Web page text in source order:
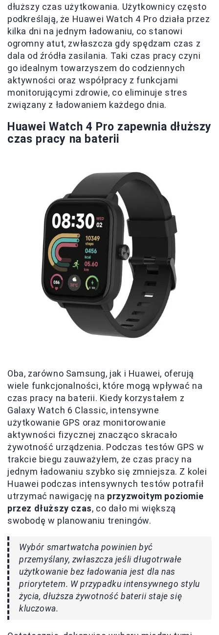
dłuższy czas użytkowania. Użytkownicy często
podkreślają, że Huawei Watch 4 Pro działa przez
kilka dni na jednym ładowaniu, co stanowi
ogromny atut, zwłaszcza gdy spędzam czas z
dala od źródła zasilania. Taki czas pracy czyni
go idealnym towarzyszem do codziennych
aktywności oraz współpracy z funkcjami
monitorującymi zdrowie, co eliminuje stres
związany z ładowaniem każdego dnia.
Huawei Watch 4 Pro zapewnia dłuższy
czas pracy na baterii
Oba, zarówno Samsung, jak i Huawei, oferują
wiele funkcjonalności, które mogą wpływać na
czas pracy na baterii. Kiedy korzystałem z
Galaxy Watch 6 Classic, intensywne
użytkowanie GPS oraz monitorowanie
aktywności fizycznej znacząco skracało
żywotność urządzenia. Podczas testów GPS w
trakcie biegu zauważyłem, że czas pracy na
jednym ładowaniu szybko się zmniejsza. Z kolei
Huawei podczas intensywnych testów potrafił
utrzymać nawigację na przyzwoitym poziomie
przez dłuższy czas, co dało mi większą
swobodę w planowaniu treningów.
Wybór smartwatcha powinien być
przemyślany, zwłaszcza jeśli długotrwałe
użytkowanie bez ładowania jest dla nas
priorytetem. W przypadku intensywnego stylu
życia, dłuższa żywotność baterii staje się
kluczowa.